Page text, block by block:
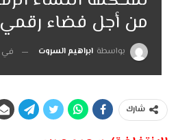
من أجل فضاء
بواسطة ابراهيم السروت في
شارك